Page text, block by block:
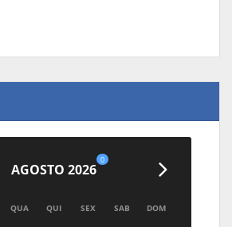
AGOSTO 2026
0
QUA QUI SEX SAB DOM